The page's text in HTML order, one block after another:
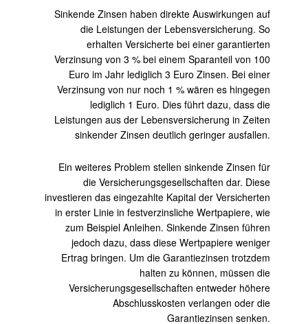
Sinkende Zinsen haben direkte Auswirkungen auf
die Leistungen der Lebensversicherung. So
erhalten Versicherte bei einer garantierten
Verzinsung von 3 % bei einem Sparanteil von 100
Euro im Jahr lediglich 3 Euro Zinsen. Bei einer
Verzinsung von nur noch 1 % wären es hingegen
lediglich 1 Euro. Dies führt dazu, dass die
Leistungen aus der Lebensversicherung in Zeiten
sinkender Zinsen deutlich geringer ausfallen.
Ein weiteres Problem stellen sinkende Zinsen für
die Versicherungsgesellschaften dar. Diese
investieren das eingezahlte Kapital der Versicherten
in erster Linie in festverzinsliche Wertpapiere, wie
zum Beispiel Anleihen. Sinkende Zinsen führen
jedoch dazu, dass diese Wertpapiere weniger
Ertrag bringen. Um die Garantiezinsen trotzdem
halten zu können, müssen die
Versicherungsgesellschaften entweder höhere
Abschlusskosten verlangen oder die
Garantiezinsen senken.